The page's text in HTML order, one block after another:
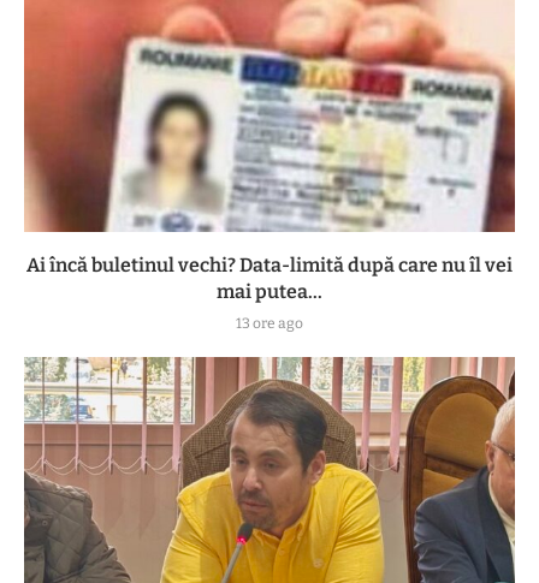
Ai încă buletinul vechi? Data-limită după care nu îl vei
mai putea...
13 ore ago